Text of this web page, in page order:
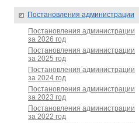
Постановления администрации
Постановления администрации
за 2026 год
Постановления администрации
за 2025 год
Постановления администрации
за 2024 год
Постановления администрации
за 2023 год
Постановления администрации
за 2022 год